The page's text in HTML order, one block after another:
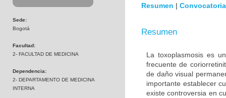
Sede:
Bogotá
Facultad:
2- FACULTAD DE MEDICINA
Dependencia:
2- DEPARTAMENTO DE MEDICINA
INTERNA
Resumen | Convocatoria
Resumen
La toxoplasmosis es
frecuente de
de daño visual
importante establecer
existe controversia en